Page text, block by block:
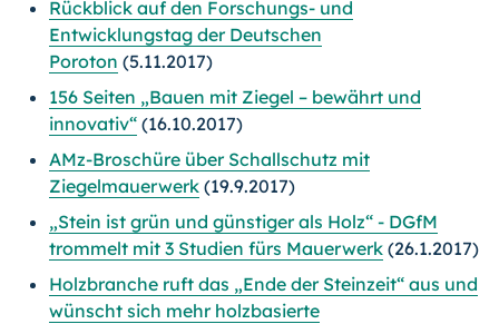
Rückblick auf den Forschungs- und
Entwicklungstag der Deutschen
Poroton (5.11.2017)
156 Seiten „Bauen mit Ziegel – bewährt und
innovativ“ (16.10.2017)
AMz-Broschüre über Schallschutz mit
Ziegelmauerwerk (19.9.2017)
„Stein ist grün und günstiger als Holz“ - DGfM
trommelt mit 3 Studien fürs Mauerwerk (26.1.2017)
Holzbranche ruft das „Ende der Steinzeit“ aus und
wünscht sich mehr holzbasierte